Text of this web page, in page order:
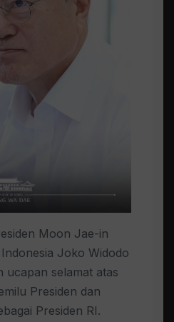
Moon Jae-in
Joko Widodo
ucapan selamat atas
Presiden dan
Presiden RI.